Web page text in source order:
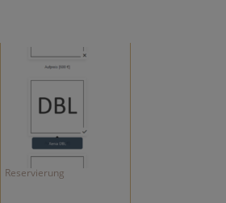
Reservierung